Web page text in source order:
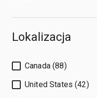
Lokalizacja
Canada (88)
United States (42)